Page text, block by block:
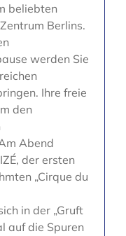
beliebten
Berlins.
werden Sie
Ihre freie
den
Abend
der ersten
„Cirque du
in der „Gruft
auf die Spuren